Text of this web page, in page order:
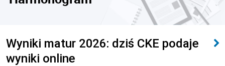
Wyniki matur 2026: dziś CKE podaje
wyniki online